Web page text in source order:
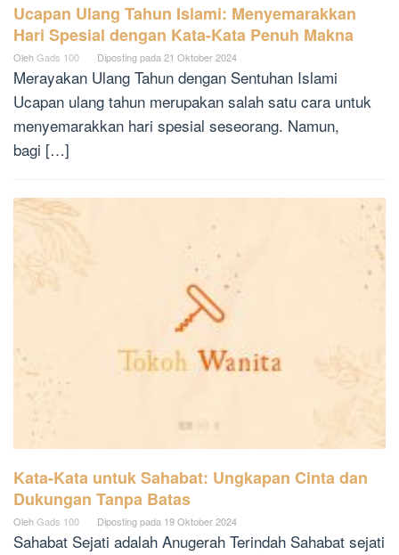
Ucapan Ulang Tahun Islami: Menyemarakkan
Hari Spesial dengan Kata-Kata Penuh Makna
OlehGads 100 Diposting pada 21 Oktober 2024
Merayakan Ulang Tahun dengan Sentuhan Islami
Ucapan ulang tahun merupakan salah satu cara untuk
menyemarakkan hari spesial seseorang. Namun,
bagi […]
Kata-Kata untuk Sahabat: Ungkapan Cinta dan
Dukungan Tanpa Batas
OlehGads 100 Diposting pada 19 Oktober 2024
Sahabat Sejati adalah Anugerah Terindah Sahabat sejati